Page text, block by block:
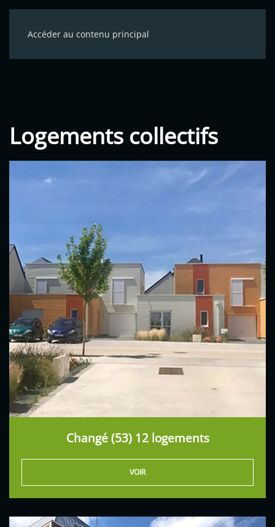
Accéder au contenu principal
Logements collectifs
Changé (53) 12 logements
VOIR